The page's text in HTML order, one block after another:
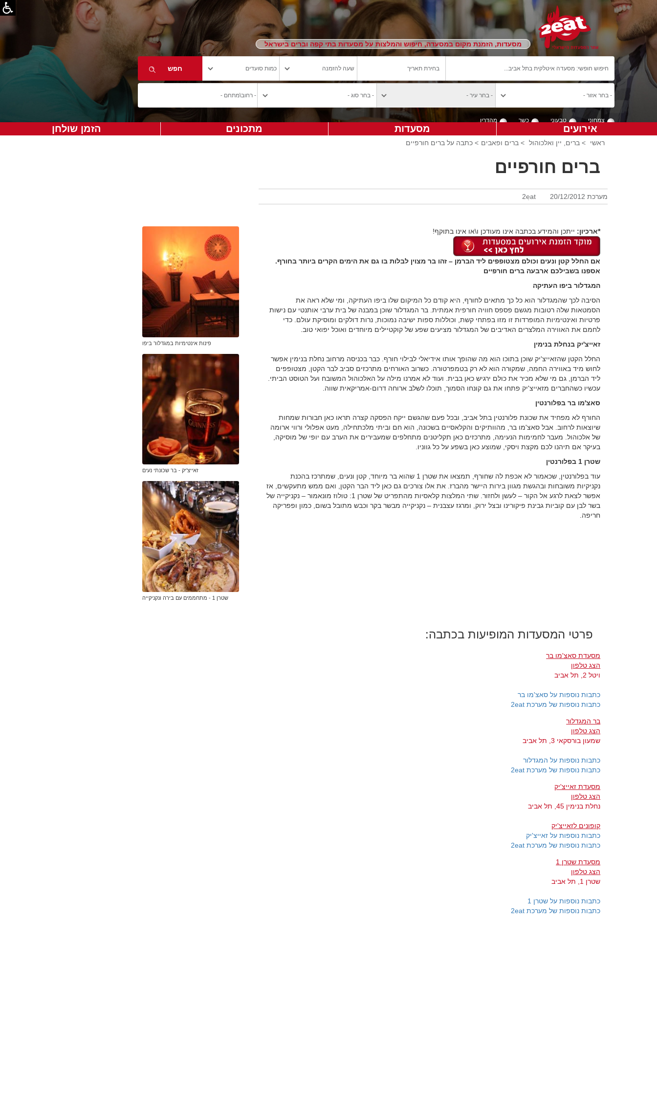
מסעדות, הזמנת מקום במסעדה, חיפוש והמלצות על מסעדות בתי קפה וברים בישראל
צמחוני טבעוני כשר מהדרין
אירועים מסעדות מתכונים הזמן שולחן
ראשי > ברים, יין ואלכוהול > ברים ופאבים > כתבה על ברים חורפיים
ברים חורפיים
מערכת 2eat 20/12/2012
*ארכיון: ייתכן והמידע בכתבה אינו מעודכן ו\או אינו בתוקף!
אם החלל קטן ונעים וכולם מצטופפים ליד הברמן – זהו בר מצוין לבלות בו גם את הימים הקרים ביותר בחורף.
אספנו בשבילכם ארבעה ברים חורפיים
המגדלור ביפו העתיקה
הסיבה לכך שהמגדלור הוא כל כך מתאים לחורף, היא קודם כל המיקום שלו ביפו העתיקה, ומי שלא ראה את
הסמטאות שלה רטובות מגשם פספס חוויה חורפית אמתית. בר המגדלור שוכן במבנה של בית ערבי אותנטי עם נישות
פרטיות ואינטימיות המופרדות זו מזו בפתחי קשת, וכוללות ספות ישיבה נמוכות, נרות דולקים ומוסיקת עולם. כדי
לחמם את האווירה המלצרים האדיבים של המגדלור מציעים שפע של קוקטיילים מיוחדים ואוכל יפואי טוב.
זאייצ'יק בנחלת בנימין
החלל הקטן שהזאייצ'יק שוכן בתוכו הוא מה שהופך אותו אידיאלי לבילוי חורף. כבר בכניסה מרחוב נחלת בנימין אפשר
לחוש מיד באווירה החמה, שמקורה הוא לא רק בטמפרטורה. כשרוב האורחים מתרכזים סביב לבר הקטן, מצטופפים
ליד הברמן, גם מי שלא מכיר את כולם ירגיש כאן בבית. ועוד לא אמרנו מילה על האלכוהול המשובח ועל הטוסט הביתי.
עכשיו כשהחברים מזאייצ'יק פתחו את גם קונחו הסמוך, תוכלו לשלב ארוחה דרום-אמריקאית שווה.
סאצ'מו בר בפלורנטין
החורף לא מפחיד את שכונת פלורנטין בתל אביב, ובכל פעם שהגשם ייקח הפסקה קצרה תראו כאן חבורות שמחות
שיוצאות לרחוב. אבל סאצ'מו בר, מהוותיקים והקלאסיים בשכונה, הוא חם וביתי מלכתחילה, מעט אפלולי ורווי ארומה
של אלכוהול. מעבר לחמימות הנעימה, מתרכזים כאן תקליטנים מתחלפים שמעבירים את הערב עם יופי של מוסיקה,
בעיקר אם תיהנו לכם מקצת ויסקי, שמוצע כאן בשפע על כל גווניו.
שטרן 1 בפלורנטין
עוד בפלורנטין, שכאמור לא אכפת לה שחורף, תמצאו את שטרן 1 שהוא בר מיוחד, קטן ונעים, שמתרכז בהכנת
נקניקיות משובחות ובהגשת מגוון בירות היישר מהברז. את אלו צורכים גם כאן ליד הבר הקטן, ואם ממש מתעקשים, אז
אפשר לצאת לרגע אל הקור – לעשן ולחזור. שתי המלצות קלאסיות מהתפריט של שטרן 1: טולוז מונאמור – נקניקייה של
בשר לבן עם קוביות גבינת פיקורינו ובצל ירוק, ומרגז עצבנית – נקניקייה מבשר בקר וכבש מתובל בשום, כמון ופפריקה
חריפה.
פינות אינטימיות במגדלור ביפו
זאייצ'יק - בר שכונתי נעים
שטרן 1 - מתחממים עם בירה ונקניקייה
פרטי המסעדות המופיעות בכתבה:
מסעדת סאצ'מו בר
הצג טלפון
ויטל 2, תל אביב
כתבות נוספות על סאצ'מו בר
כתבות נוספות של מערכת 2eat
בר המגדלור
הצג טלפון
שמעון בורסקאי 3, תל אביב
כתבות נוספות על המגדלור
כתבות נוספות של מערכת 2eat
מסעדת זאייצ'יק
הצג טלפון
נחלת בנימין 45, תל אביב
קופונים לזאייצ'יק
כתבות נוספות על זאייצ'יק
כתבות נוספות של מערכת 2eat
מסעדת שטרן 1
הצג טלפון
שטרן 1, תל אביב
כתבות נוספות על שטרן 1
כתבות נוספות של מערכת 2eat